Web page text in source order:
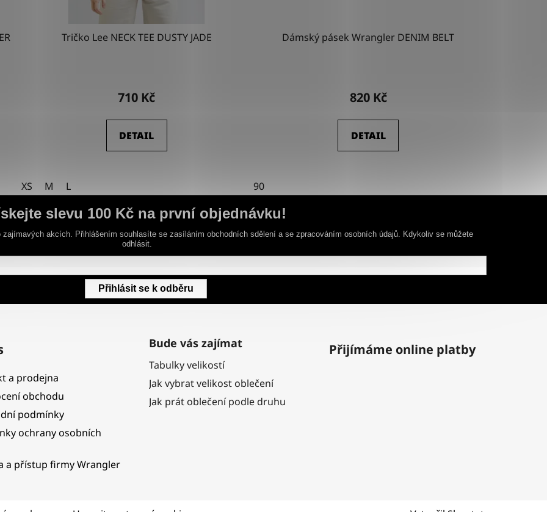
Tričko Lee NECK TEE DUSTY JADE
710 Kč
DETAIL
XS M L
Dámský pásek Wrangler DENIM BELT
820 Kč
DETAIL
90
slevu 100 Kč na první objednávku!
akcích. Přihlášením souhlasíte se zasíláním obchodních sdělení a se zpracováním osobních údajů. Kdykoliv se můžete
odhlásit.
Přihlásit se k odběru
a prodejna
obchodu
podmínky
ochrany osobních
a přístup firmy Wrangler
Bude vás zajímat
Tabulky velikostí
Jak vybrat velikost oblečení
Jak prát oblečení podle druhu
Přijímáme online platby